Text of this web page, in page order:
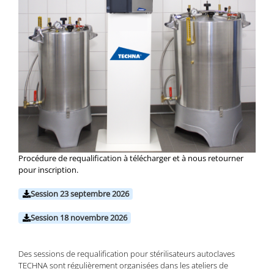
Procédure de requalification à télécharger et à nous retourner
pour inscription.
Session 23 septembre 2026
Session 18 novembre 2026
Des sessions de requalification pour stérilisateurs autoclaves
TECHNA sont régulièrement organisées dans les ateliers de